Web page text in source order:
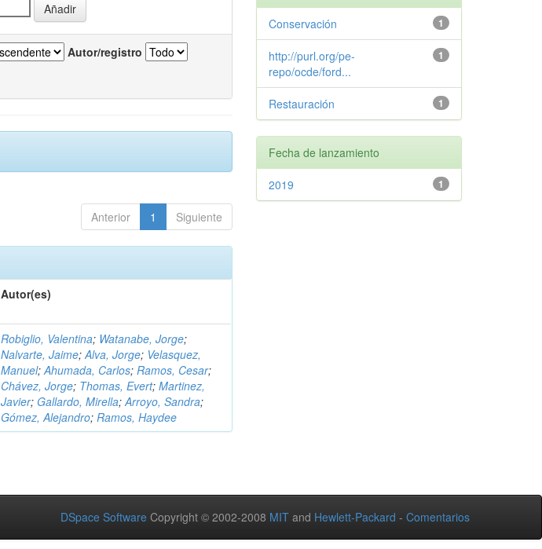
Autor/registro
Anterior 1 Siguiente
Autor(es)
Robiglio, Valentina; Watanabe, Jorge;
Nalvarte, Jaime;Alva, Jorge; Velasquez,
Manuel;Ahumada, Carlos;Ramos, Cesar;
Chávez, Jorge; Thomas, Evert;Martinez,
Javier; Gallardo, Mirella;Arroyo, Sandra;
Gómez, Alejandro;Ramos, Haydee
1
Conservación
1
http://purl.org/pe-
repo/ocde/ford...
1
Restauración
Fecha de lanzamiento
1
2019
DSpace Software Copyright © 2002-2008 MIT and Hewlett-Packard - Comentarios